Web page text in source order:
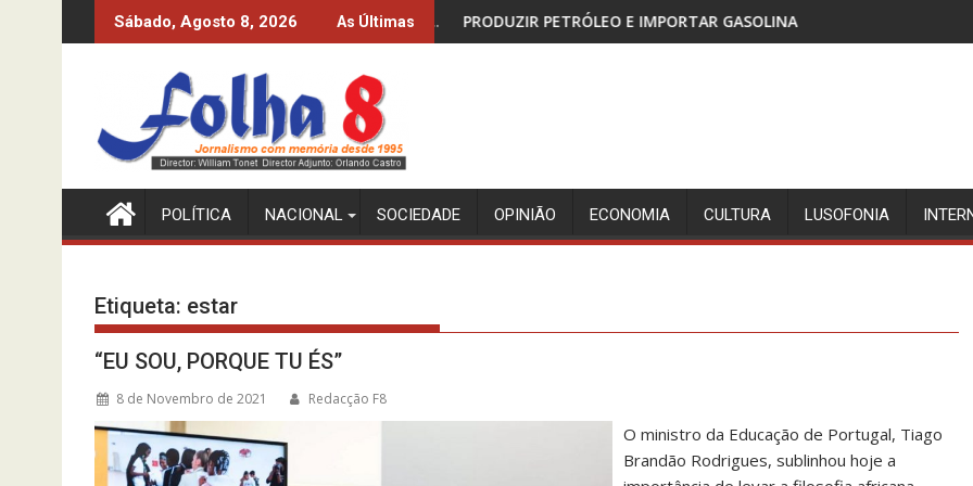
to
Sábado, Agosto 8, 2026 As Últimas
DOS 10%? O INE-MPLA DIZ QUE SIM… PRODUZIR PETRÓLEO E IMPORTAR GASOLINA CABINDA, TERRITÓRIO SEM
POLÍTICA NACIONAL SOCIEDADE OPINIÃO ECONOMIA CULTURA LUSOFONIA
Etiqueta: estar
“EU SOU, PORQUE TU ÉS”
8 de Novembro de 2021 Redacção F8
O ministro da Educação de Portugal, Tiago
Brandão Rodrigues, sublinhou hoje a